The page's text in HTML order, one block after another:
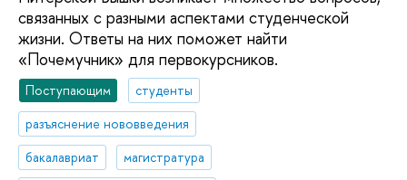
связанных с разными аспектами студенческой
жизни. Ответы на них поможет найти
«Почемучник» для первокурсников.
Поступающим
студенты
разъяснение нововведения
бакалавриат
магистратура